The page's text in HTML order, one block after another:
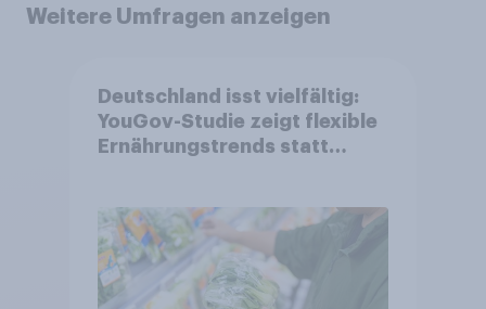
Weitere Umfragen anzeigen
Deutschland isst vielfältig:
YouGov-Studie zeigt flexible
Ernährungstrends statt